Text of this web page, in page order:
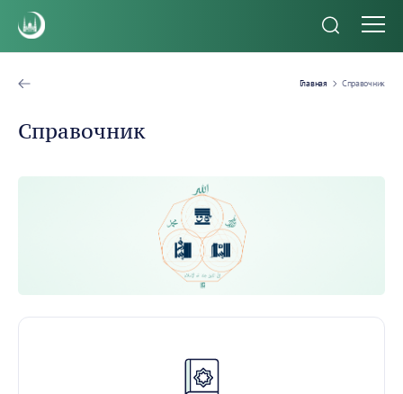
Главная Справочник
Справочник